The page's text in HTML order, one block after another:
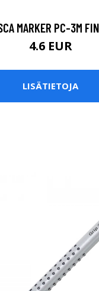
MARKER PC-3M
4.6 EUR
LISÄTIETOJA